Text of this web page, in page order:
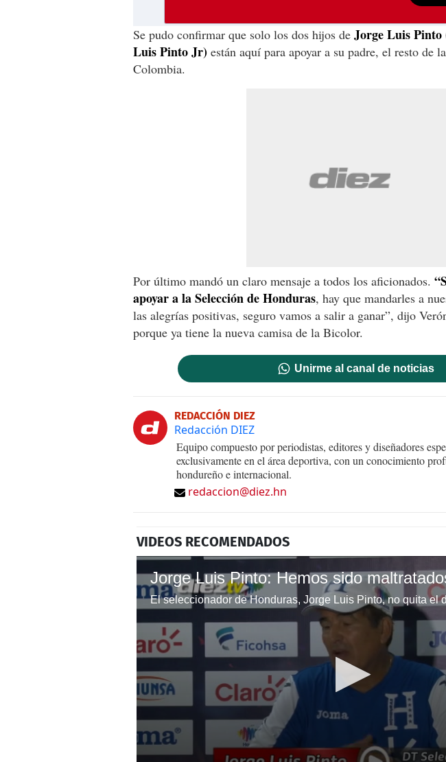
Se pudo confirmar que solo los dos hijos de Jorge Luis Pinto
Luis Pinto Jr) están aquí para apoyar a su padre, el resto de
Colombia.
Por último mandó un claro mensaje a todos los aficionados.
apoyar a la Selección de Honduras, hay que mandarles a
las alegrías positivas, seguro vamos a salir a ganar”, dijo
porque ya tiene la nueva camisa de la Bicolor.
Unirme al canal de noticias
REDACCIÓN DIEZ
Redacción DIEZ
Equipo compuesto por periodistas, editores y diseñadores
exclusivamente en el área deportiva, con un conocimiento
hondureño e internacional.
redaccion@diez.hn
VIDEOS RECOMENDADOS